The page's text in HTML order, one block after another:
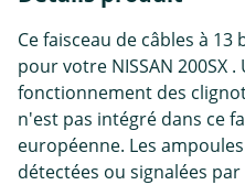
Ce faisceau de câbles à
pour votre NISSAN 200SX
fonctionnement des
n'est pas intégré dans ce
européenne. Les
détectées ou signalées par